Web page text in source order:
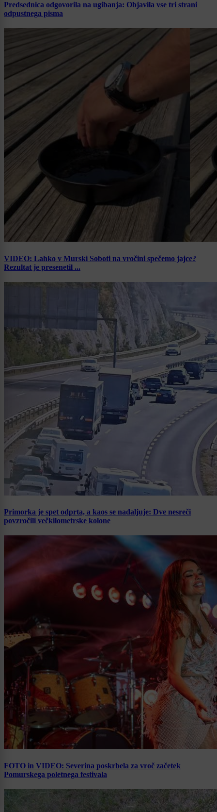
Predsednica odgovorila na ugibanja: Objavila vse tri strani
odpustnega pisma
VIDEO: Lahko v Murski Soboti na vročini spečemo jajce?
Rezultat je presenetil ...
Primorka je spet odprta, a kaos se nadaljuje: Dve nesreči
povzročili večkilometrske kolone
FOTO in VIDEO: Severina poskrbela za vroč začetek
Pomurskega poletnega festivala